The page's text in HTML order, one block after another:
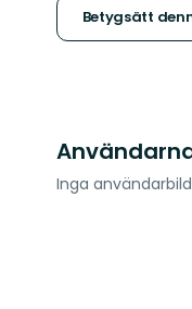
Betygsätt
Inga